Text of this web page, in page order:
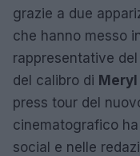
grazie a due
che hanno messo
rappresentative
del calibro di
press tour del
cinematografico
social e nelle